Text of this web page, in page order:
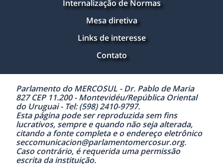
Internalização de Normas
Mesa diretiva
Links de interesse
Contato
Parlamento do MERCOSUL - Dr. Pablo de Maria
827 CEP 11.200 - Montevidéu/República Oriental
do Uruguai - Tel: (598) 2410-9797.
Esta página pode ser reproduzida sem fins
lucrativos, sempre e quando não seja alterada,
citando a fonte completa e o endereço eletrônico
seccomunicacion@parlamentomercosur.org.
Caso contrário, é requerida uma permissão
escrita da instituição.